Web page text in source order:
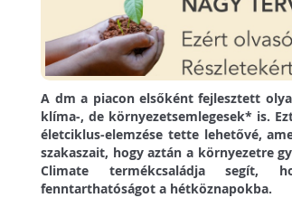
A dm a piacon elsőként fejlesztett
klíma-, de környezetsemlegesek* is.
életciklus-elemzése tette lehetővé,
szakaszait, hogy aztán a környezetre
Climate termékcsaládja segít,
fenntarthatóságot a hétköznapokba.